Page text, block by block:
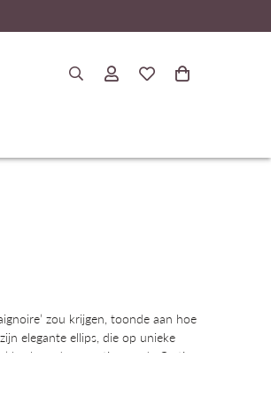
zou krijgen, toonde aan hoe
elegante ellips, die op unieke
horloge de essentie van de Cartier-